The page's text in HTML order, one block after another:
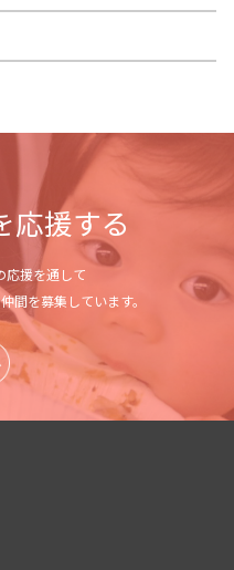
応援する
応援を通して
間を募集しています。